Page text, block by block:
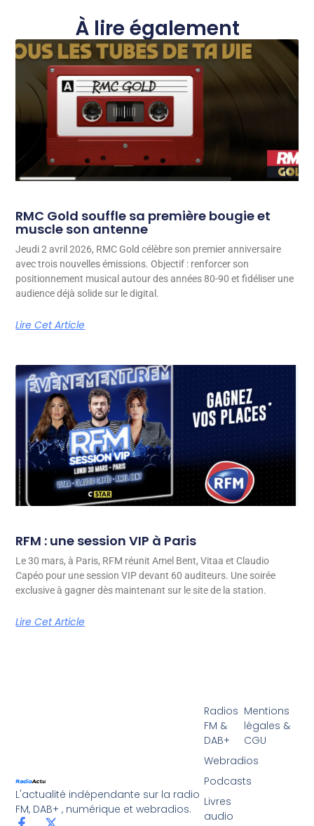
À lire également
RMC Gold souffle sa première bougie et
muscle son antenne
Jeudi 2 avril 2026, RMC Gold célèbre son premier anniversaire
avec trois nouvelles émissions. Objectif : renforcer son
positionnement musical autour des années 80-90 et fidéliser une
audience déjà solide sur le digital.
Lire Cet Article
RFM : une session VIP à Paris
Le 30 mars, à Paris, RFM réunit Amel Bent, Vitaa et Claudio
Capéo pour une session VIP devant 60 auditeurs. Une soirée
exclusive à gagner dès maintenant sur le site de la station.
Lire Cet Article
L'actualité indépendante sur la radio
FM, DAB+ , numérique et webradios.
Radios
FM &
DAB+
Webradios
Podcasts
Livres
audio
Mentions
légales &
CGU